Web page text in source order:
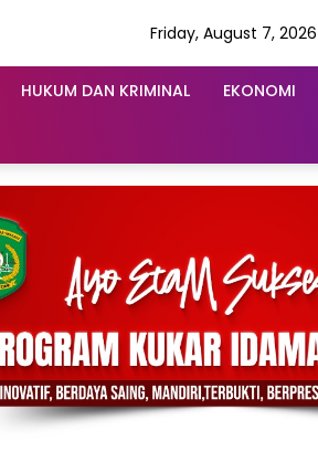
Friday, August 7, 2026
HUKUM DAN KRIMINAL EKONOMI